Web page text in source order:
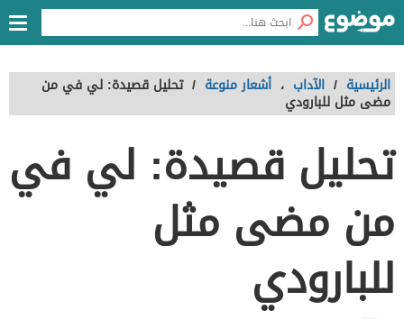
الرئيسية / الآداب ، أشعار منوعة / تحليل قصيدة: لي في من
مضى مثل للبارودي
تحليل قصيدة: لي في
من مضى مثل
للبارودي